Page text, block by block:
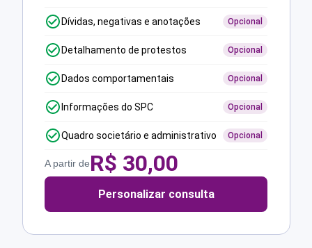
Dívidas, negativas e anotações Opcional
Detalhamento de protestos Opcional
Dados comportamentais Opcional
Informações do SPC Opcional
Quadro societário e administrativo Opcional
A partir deR$ 30,00
Personalizar consulta